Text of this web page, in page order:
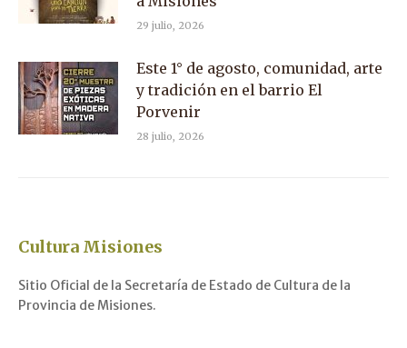
29 julio, 2026
Este 1° de agosto, comunidad, arte
y tradición en el barrio El
Porvenir
28 julio, 2026
Cultura Misiones
Sitio Oficial de la Secretaría de Estado de Cultura de la
Provincia de Misiones.